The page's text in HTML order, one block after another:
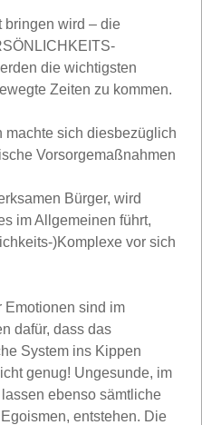
bringen wird – die
die wichtigsten
Zeiten zu kommen.
machte sich diesbezüglich
Vorsorgemaßnahmen
Bürger, wird
im Allgemeinen führt,
)Komplexe vor sich
Emotionen sind im
dafür, dass das
System ins Kippen
genug! Ungesunde, im
ebenso sämtliche
entstehen. Die